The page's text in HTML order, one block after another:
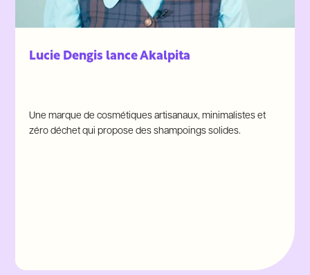
Lucie Dengis lance Akalpita
Une marque de cosmétiques artisanaux, minimalistes et
zéro déchet qui propose des shampoings solides.